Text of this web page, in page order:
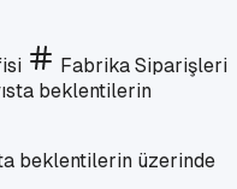
Fabrika Siparişleri
beklentilerin üzerinde